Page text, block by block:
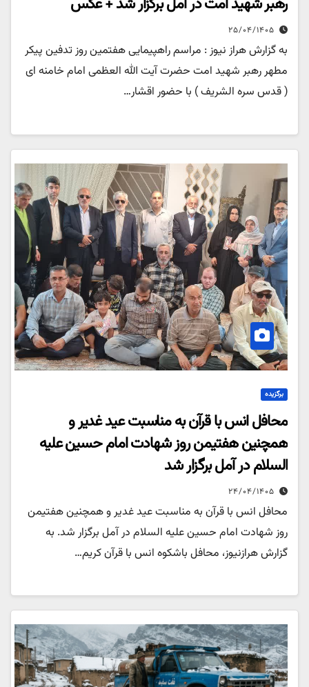
۲۵/۰۴/۱۴۰۵
به گزارش هراز نیوز : مراسم راهپیمایی هفتمین روز تدفین پیکر
مطهر رهبر شهید امت حضرت آیت الله العظمی امام خامنه ای
( قدس سره الشریف ) با حضور اقشار…
برگزیده
محافل انس با قرآن به مناسبت عید غدیر و
همچنین هفتیمن روز شهادت امام حسین علیه
السلام در آمل برگزار شد
۲۴/۰۴/۱۴۰۵
محافل انس با قرآن به مناسبت عید غدیر و همچنین هفتیمن
روز شهادت امام حسین علیه السلام در آمل برگزار شد. به
گزارش هرازنیوز، محافل باشکوه انس با قرآن کریم…